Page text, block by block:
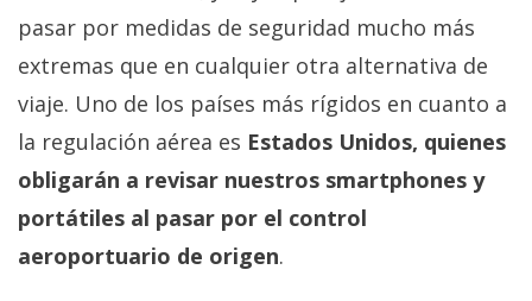
+
Más
temas
Sorteos
Foros
pasar por medidas de seguridad mucho más
extremas que en cualquier otra alternativa de
viaje. Uno de los países más rígidos en cuanto a
la regulación aérea es Estados Unidos, quienes
obligarán a revisar nuestros smartphones y
portátiles al pasar por el control
aeroportuario de origen.